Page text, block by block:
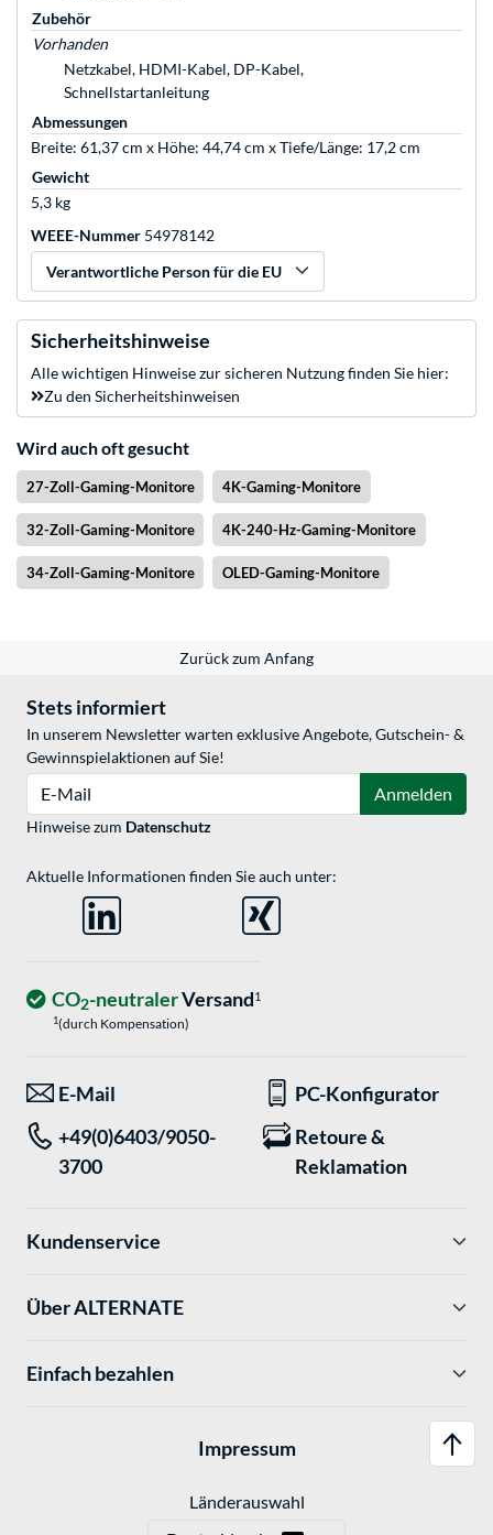
Zubehör
Vorhanden
Netzkabel, HDMI-Kabel, DP-Kabel,
Schnellstartanleitung
Abmessungen
Breite: 61,37 cm x Höhe: 44,74 cm x Tiefe/Länge: 17,2 cm
Gewicht
5,3 kg
WEEE-Nummer 54978142
Verantwortliche Person für die EU
Sicherheitshinweise
Alle wichtigen Hinweise zur sicheren Nutzung finden Sie hier:
Zu den Sicherheitshinweisen
Wird auch oft gesucht
27-Zoll-Gaming-Monitore 4K-Gaming-Monitore
32-Zoll-Gaming-Monitore 4K-240-Hz-Gaming-Monitore
34-Zoll-Gaming-Monitore OLED-Gaming-Monitore
Zurück zum Anfang
Stets informiert
In unserem Newsletter warten exklusive Angebote, Gutschein- &
Gewinnspielaktionen auf Sie!
Anmelden
Hinweise zum Datenschutz
Aktuelle Informationen finden Sie auch unter:
CO2-neutralerVersand1
1(durch Kompensation)
E-Mail
PC-Konfigurator
+49(0)6403/9050-
3700
Retoure &
Reklamation
Kundenservice
Über ALTERNATE
Einfach bezahlen
Impressum
Länderauswahl